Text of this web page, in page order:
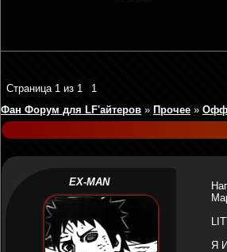
Страница 1 из 1
1
Фан Форум для LF'айтеров » Прочее »
EX-MAN
Я